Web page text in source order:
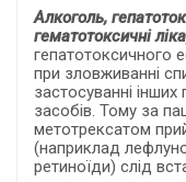
Алкоголь,
гематотоксичні
гепатотоксичного
при зловживанні
застосуванні
засобів. Тому за
метотрексатом
(наприклад
ретиноїди) слід